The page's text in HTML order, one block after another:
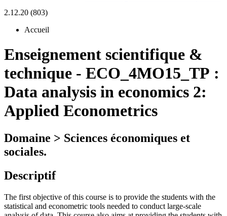
2.12.20 (803)
Accueil
Enseignement scientifique &
technique - ECO_4MO15_TP :
Data analysis in economics 2:
Applied Econometrics
Domaine > Sciences économiques et
sociales.
Descriptif
The first objective of this course is to provide the students with the
statistical and econometric tools needed to conduct large-scale